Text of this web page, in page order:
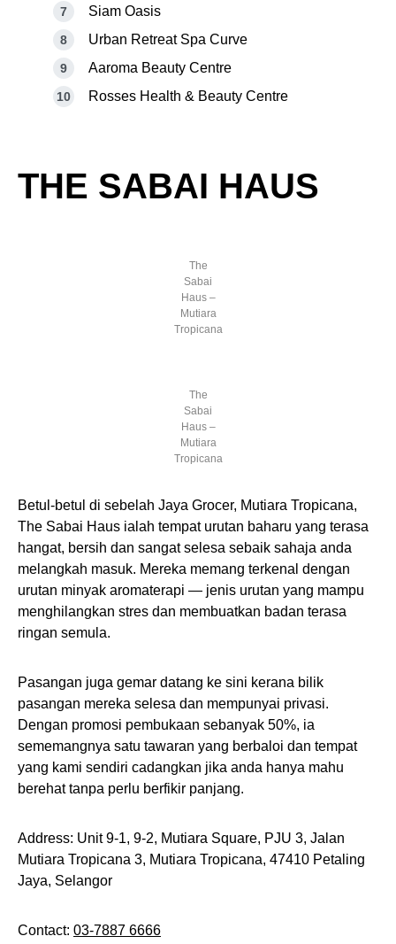
Siam Oasis
Urban Retreat Spa Curve
Aaroma Beauty Centre
Rosses Health & Beauty Centre
THE SABAI HAUS
The
Sabai
Haus –
Mutiara
Tropicana
The
Sabai
Haus –
Mutiara
Tropicana
Betul-betul di sebelah Jaya Grocer, Mutiara Tropicana,
The Sabai Haus ialah tempat urutan baharu yang terasa
hangat, bersih dan sangat selesa sebaik sahaja anda
melangkah masuk. Mereka memang terkenal dengan
urutan minyak aromaterapi — jenis urutan yang mampu
menghilangkan stres dan membuatkan badan terasa
ringan semula.
Pasangan juga gemar datang ke sini kerana bilik
pasangan mereka selesa dan mempunyai privasi.
Dengan promosi pembukaan sebanyak 50%, ia
sememangnya satu tawaran yang berbaloi dan tempat
yang kami sendiri cadangkan jika anda hanya mahu
berehat tanpa perlu berfikir panjang.
Address: Unit 9-1, 9-2, Mutiara Square, PJU 3, Jalan
Mutiara Tropicana 3, Mutiara Tropicana, 47410 Petaling
Jaya, Selangor
Contact: 03-7887 6666